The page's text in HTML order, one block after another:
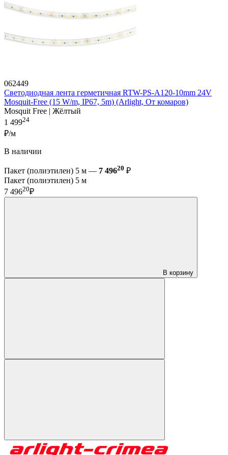
062449
Светодиодная лента герметичная RTW-PS-A120-10mm 24V
Mosquit-Free (15 W/m, IP67, 5m) (Arlight, От комаров)
Mosquit Free | Жёлтый
1 49924
₽/м
В наличии
Пакет (полиэтилен) 5 м — 7 49620 ₽
Пакет (полиэтилен) 5 м
7 49620₽
В корзину